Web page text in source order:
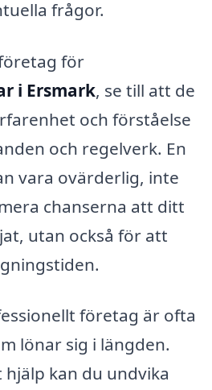
frågor.
för
i Ersmark, se till att de
och förståelse
och regelverk. En
vara ovärderlig, inte
chanserna att ditt
utan också för att
företag är ofta
lönar sig i längden.
kan du undvika